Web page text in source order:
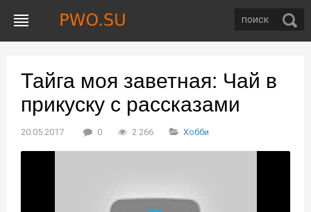
Тайга моя заветная: Чай в
прикуску с рассказами
20.05.2017 0 2 266 Хобби